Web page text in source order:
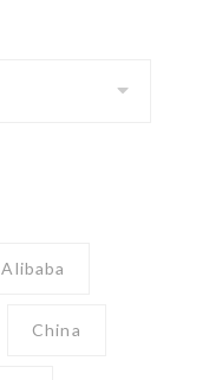
Alibaba
China